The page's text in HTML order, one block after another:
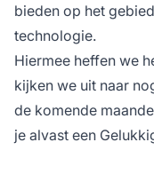
bieden op het
technologie.
Hiermee heffen we
kijken we uit naar
de komende
je alvast een